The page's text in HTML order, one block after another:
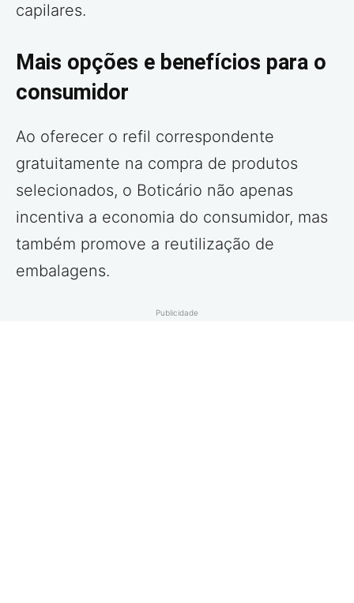
capilares.
Mais opções e benefícios para o
consumidor
Ao oferecer o refil correspondente
gratuitamente na compra de produtos
selecionados, o Boticário não apenas
incentiva a economia do consumidor, mas
também promove a reutilização de
embalagens.
Publicidade